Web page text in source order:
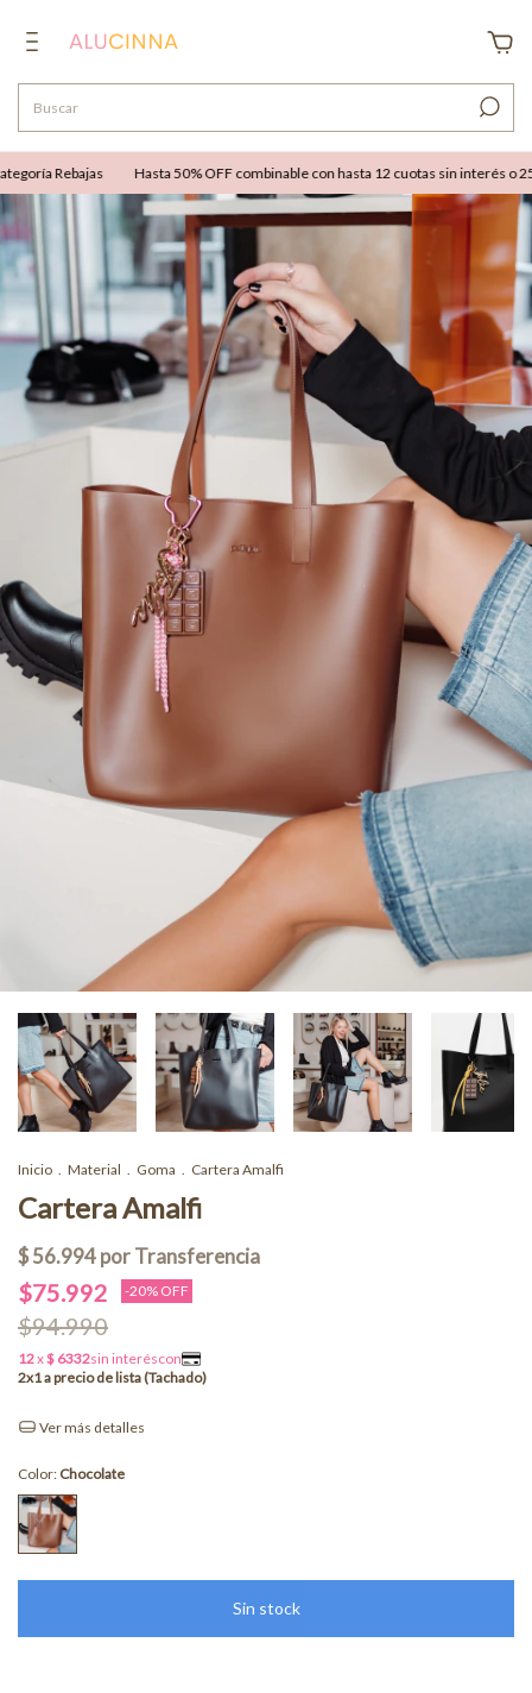
Rebajas Hasta 50% OFF combinable con hasta 12 cuotas sin interés o
Inicio Material Goma Cartera Amalfi
Cartera Amalfi
$75.992 -20% OFF
$94.990
Ver más detalles
Color: Chocolate